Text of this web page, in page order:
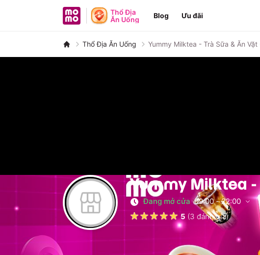
MoMo - Ứng dụng tài chính
Thổ Địa
Ăn Uống
Blog Ưu đãi
Thổ Địa Ăn Uống Yummy Milktea - Trà Sữa & Ăn Vặt
Yummy Milktea -
Đang mở cửa 09:00- 22:00
5 (3 đánh giá)